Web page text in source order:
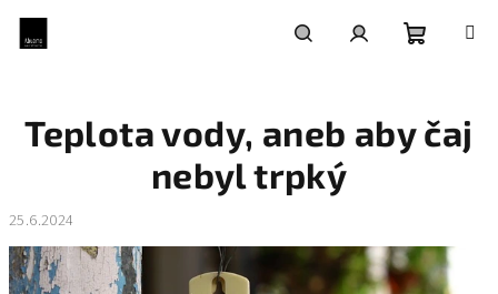
obsah
košík
Teplota vody, aneb aby čaj
nebyl trpký
25.6.2024